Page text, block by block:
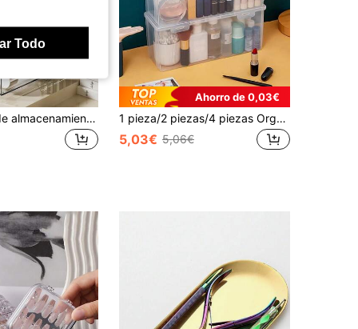
1 pieza Caja de almacenamiento de escritorio transparente, organizador de cajones apilable, organizador de baño, cesta de almacenamiento de artículos varios y papelería de escritorio, adecuado para cosméticos, brochas de maquillaje, cuidado de la piel, útiles escolares, baño, dormitorio, escritorio de oficina, vuelta al colegio, vacaciones en la playa, artículos esenciales de baño, artículos esenciales de dormitorio, gran capacidad
Ahorro de 0,03€
1 pieza/2 piezas/4 piezas Organizador de maquillaje de escritorio transparente, almacenamiento de encimera para lápiz labial, brillo de labios, soporte de cosméticos a prueba de polvo, adecuado para dormitorio, baño, decoración de tocador
5,03€ 5,06€
Todo